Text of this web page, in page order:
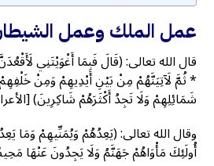
عمل الملك وعمل
قال الله تعالى: (قَالَ فَبِمَا أَغْوَيْتَنِي
* ثُمَّ لَآتِيَنَّهُمْ مِنْ بَيْنِ أَيْدِيهِمْ وَمِنْ
شَمَائِلِهِمْ وَلَا تَجِدُ أَكْثَرَهُمْ شَاكِرِينَ) [الأعراف:
وقال الله تعالى: (يَعِدُهُمْ وَيُمَنِّيهِمْ وَمَا
أُولَئِكَ مَأْوَاهُمْ جَهَنَّمُ وَلَا يَجِدُونَ عَنْهَا مَحِيصًا)